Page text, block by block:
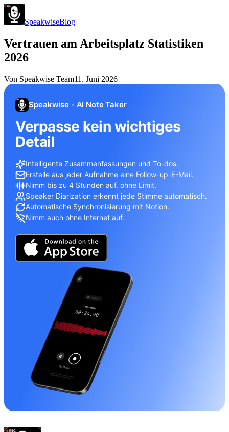
SpeakwiseBlog
Vertrauen am Arbeitsplatz Statistiken
2026
Von Speakwise Team11. Juni 2026
Speakwise - AI Note Taker
Verpasse kein wichtiges
Detail
Intelligente Zusammenfassungen und To-dos.
Erstelle aus jeder Aufnahme eine Follow-up-E-Mail.
Nimm bis zu 4 Stunden auf, ohne Limit.
Speaker Diarization erkennt jede Stimme automatisch.
Automatische Synchronisierung mit Notion.
Nimm auch ohne Internet auf.